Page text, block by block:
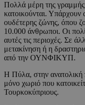
Πολλά μέρη της γραμμής
κατοικούνται. Υπάρχουν
ουδέτερης ζώνης, όπου
10.000 άνθρωποι. Οι
αυτές τις περιοχές. Σε
μετακίνηση ή η
από την ΟΥΝΦΙΚΥΠ.
Η Πύλα, στην ανατολική
μόνο χωριό που
Τουρκοκύπριους.